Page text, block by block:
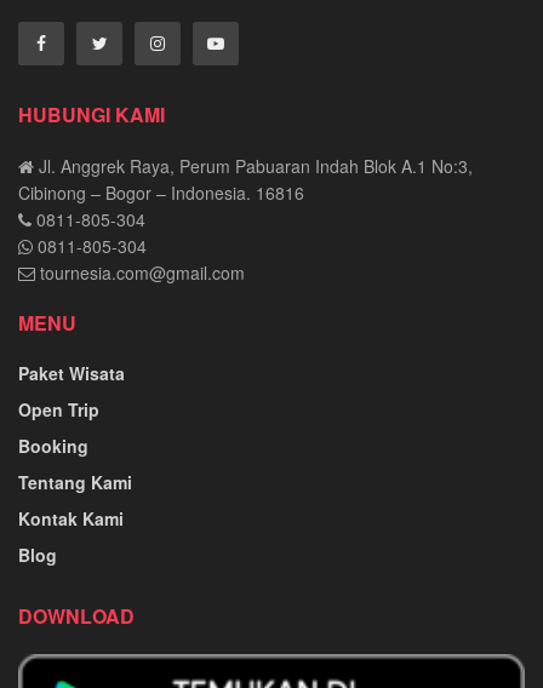
HUBUNGI KAMI
Jl. Anggrek Raya, Perum Pabuaran Indah Blok A.1 No:3,
Cibinong – Bogor – Indonesia. 16816
0811-805-304
0811-805-304
tournesia.com@gmail.com
MENU
Paket Wisata
Open Trip
Booking
Tentang Kami
Kontak Kami
Blog
DOWNLOAD